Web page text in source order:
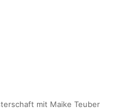
mit Maike Teuber